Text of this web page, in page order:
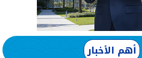
أهم الأخبار